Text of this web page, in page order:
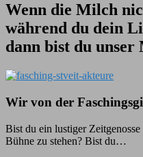
Wenn die Milch
während du dein
dann bist du
Wir von der
Bist du ein lustiger
Bühne zu stehen? Bist du…